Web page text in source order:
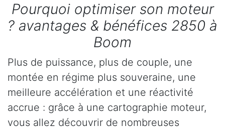
Pourquoi optimiser son moteur
? avantages & bénéfices 2850 à
Boom
Plus de puissance, plus de couple, une
montée en régime plus souveraine, une
meilleure accélération et une réactivité
accrue : grâce à une cartographie moteur,
vous allez découvrir de nombreuses